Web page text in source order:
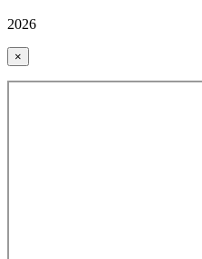
2026
×